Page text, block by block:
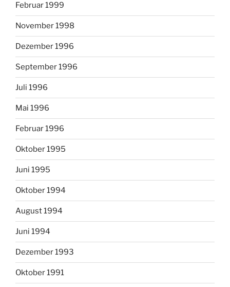
Februar 1999
November 1998
Dezember 1996
September 1996
Juli 1996
Mai 1996
Februar 1996
Oktober 1995
Juni 1995
Oktober 1994
August 1994
Juni 1994
Dezember 1993
Oktober 1991